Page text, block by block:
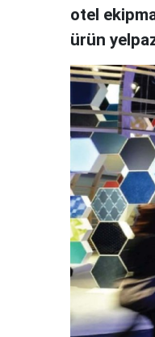
otel
ürün